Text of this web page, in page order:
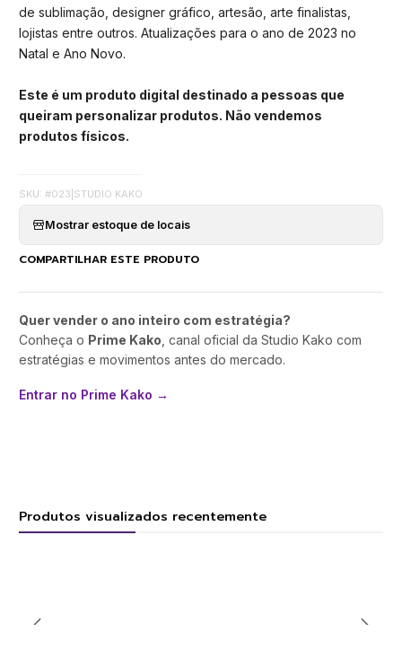
de sublimação, designer gráfico, artesão, arte finalistas,
lojistas entre outros. Atualizações para o ano de 2023 no
Natal e Ano Novo.
Este é um produto digital destinado a pessoas que
queiram personalizar produtos. Não vendemos
produtos físicos.
SKU: #023 STUDIO KAKO
Mostrar estoque de locais
COMPARTILHAR ESTE PRODUTO
Quer vender o ano inteiro com estratégia?
Conheça o Prime Kako , canal oficial da Studio Kako com
estratégias e movimentos antes do mercado.
Entrar no Prime Kako →
Produtos visualizados recentemente